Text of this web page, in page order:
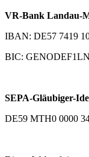
VR-Bank Landau-
IBAN: DE57 7419
BIC:
SEPA-Gläubiger-
DE59 MTH0 0000